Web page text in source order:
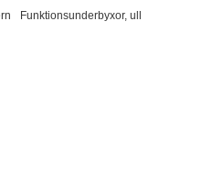
Funktionsunderbyxor, ull